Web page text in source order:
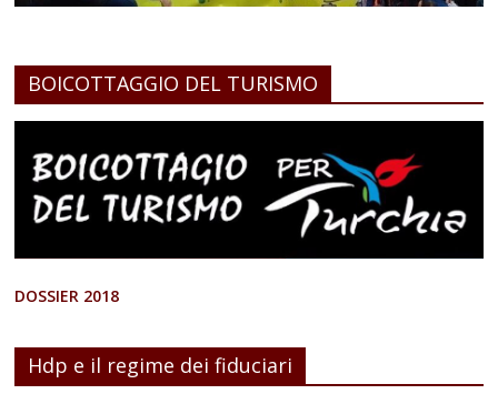
BOICOTTAGGIO DEL TURISMO
DOSSIER 2018
Hdp e il regime dei fiduciari